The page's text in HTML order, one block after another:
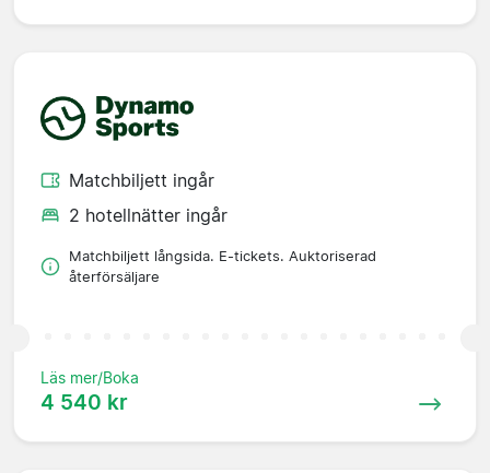
Matchbiljett ingår
2 hotellnätter ingår
Matchbiljett långsida. E-tickets. Auktoriserad
återförsäljare
Läs mer/Boka
4 540 kr